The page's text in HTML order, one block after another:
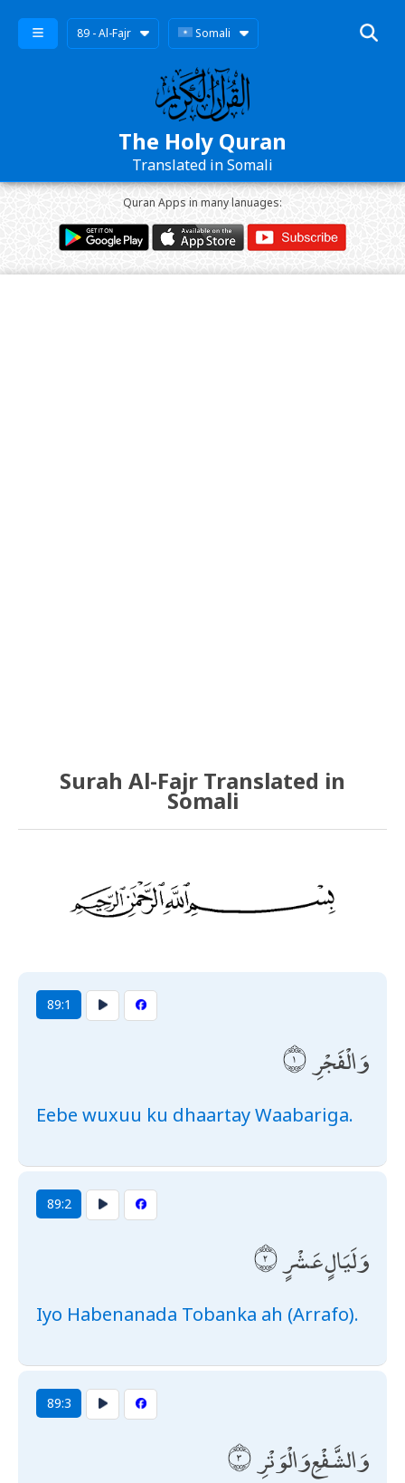
89 - Al-Fajr Somali
The Holy Quran
Translated in Somali
Quran Apps in many lanuages:
Surah Al-Fajr Translated in
Somali
89:1
وَالْفَجْرِ
Eebe wuxuu ku dhaartay Waabariga.
89:2
وَلَيَالٍ عَشْرٍ
Iyo Habenanada Tobanka ah (Arrafo).
89:3
وَالشَّفْعِ وَالْوَتْرِ